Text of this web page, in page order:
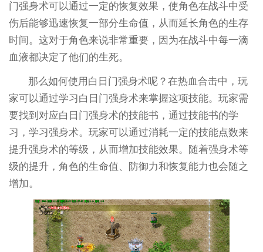
门强身术可以通过一定的恢复效果，使角色在战斗中受
伤后能够迅速恢复一部分生命值，从而延长角色的生存
时间。这对于角色来说非常重要，因为在战斗中每一滴
血液都决定了他们的生死。
那么如何使用白日门强身术呢？在热血合击中，玩
家可以通过学习白日门强身术来掌握这项技能。玩家需
要找到对应白日门强身术的技能书，通过技能书的学
习，学习强身术。玩家可以通过消耗一定的技能点数来
提升强身术的等级，从而增加技能效果。随着强身术等
级的提升，角色的生命值、防御力和恢复能力也会随之
增加。